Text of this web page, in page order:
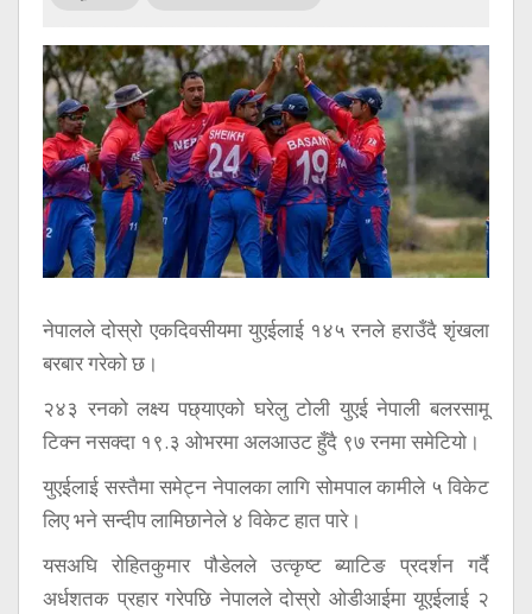
नेपालले दोस्रो एकदिवसीयमा युएईलाई १४५ रनले हराउँदै शृंखला
बरबार गरेको छ।
२४३ रनको लक्ष्य पछ्याएको घरेलु टोली युएई नेपाली बलरसामू
टिक्न नसक्दा १९.३ ओभरमा अलआउट हुँदै ९७ रनमा समेटियो।
युएईलाई सस्तैमा समेट्न नेपालका लागि सोमपाल कामीले ५ विकेट
लिए भने सन्दीप लामिछानेले ४ विकेट हात पारे।
यसअघि रोहितकुमार पौडेलले उत्कृष्ट ब्याटिङ प्रदर्शन गर्दै
अर्धशतक प्रहार गरेपछि नेपालले दोस्रो ओडीआईमा यूएईलाई २
सूचना
प्रविधि
अन्तर्वार्ता
अन्तर्राष्ट्रिय
स्वास्थ्य
विज्ञापन
Tech